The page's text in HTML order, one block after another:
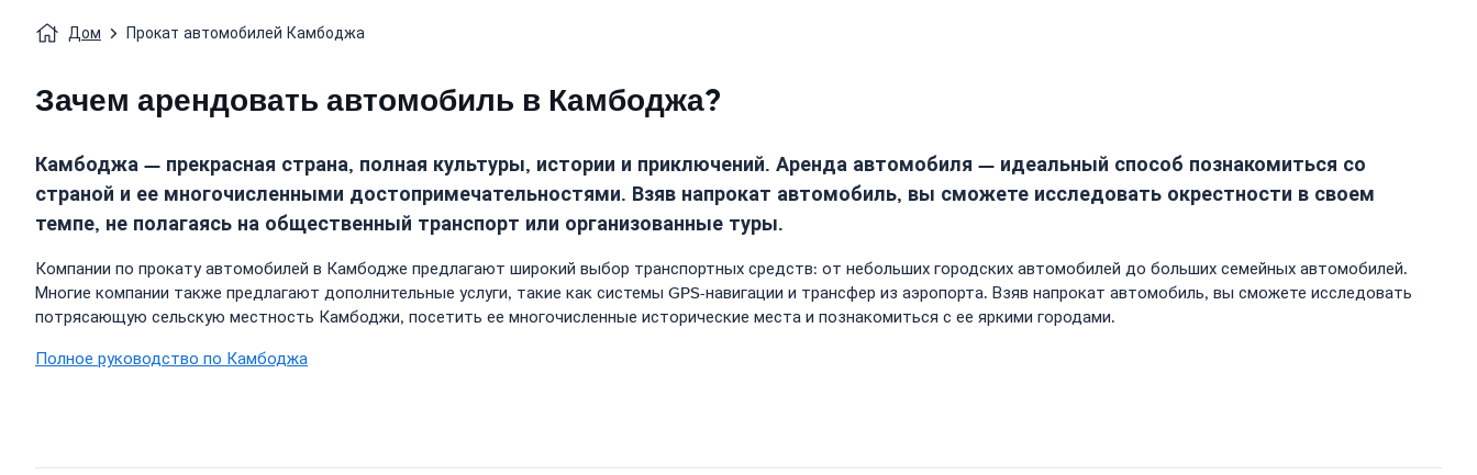
Дом Прокат автомобилей Камбоджа
Зачем арендовать автомобиль в Камбоджа?
Камбоджа — прекрасная страна, полная культуры, истории и приключений. Аренда автомобиля — идеальный способ познакомиться со
страной и ее многочисленными достопримечательностями. Взяв напрокат автомобиль, вы сможете исследовать окрестности в своем
темпе, не полагаясь на общественный транспорт или организованные туры.
Компании по прокату автомобилей в Камбодже предлагают широкий выбор транспортных средств: от небольших городских автомобилей до больших семейных автомобилей.
Многие компании также предлагают дополнительные услуги, такие как системы GPS-навигации и трансфер из аэропорта. Взяв напрокат автомобиль, вы сможете исследовать
потрясающую сельскую местность Камбоджи, посетить ее многочисленные исторические места и познакомиться с ее яркими городами.
Полное руководство по Камбоджа